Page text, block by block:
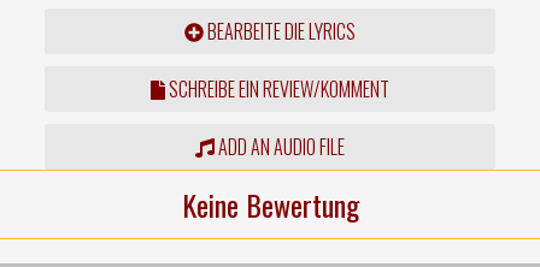
BEARBEITE DIE LYRICS
SCHREIBE EIN REVIEW/KOMMENT
ADD AN AUDIO FILE
Keine Bewertung